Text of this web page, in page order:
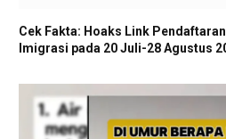
Cek Fakta: Hoaks Link
Imigrasi pada 20 Juli-28 Agustus